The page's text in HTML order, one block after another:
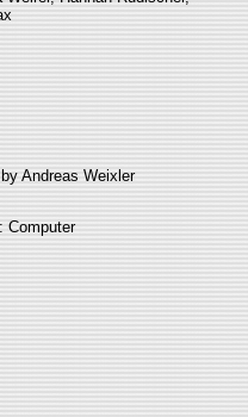
Andreas Weixler
Computer